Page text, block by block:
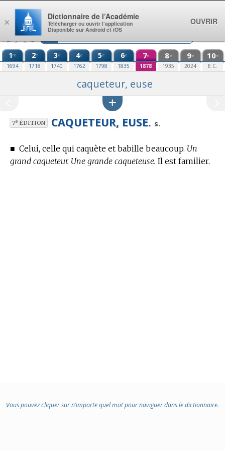
Aller au contenu
1re
1694
2e
1718
3e
1740
4e
1762
5e
1798
6e
1835
7e
1878
8e
1935
9e
2024
10e
E.C.
caqueteur, euse
7eÉDITION CAQUETEUR, EUSE. s.
■ Celui, celle qui caquète et babille beaucoup. Un
grand caqueteur. Une grande caqueteuse. Il est familier.
Vous pouvez cliquer sur n’importe quel mot pour naviguer dans le dictionnaire.
×
Dictionnaire de l’Académie
Télécharger ou ouvrir l’application
Disponible sur Android et iOS
OUVRIR